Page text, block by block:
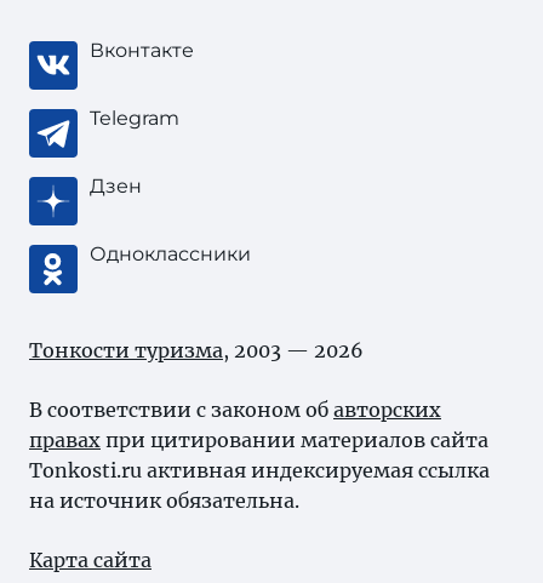
Вконтакте
Telegram
Дзен
Одноклассники
Тонкости туризма, 2003 — 2026
В соответствии с законом об авторских
правах при цитировании материалов сайта
Tonkosti.ru активная индексируемая ссылка
на источник обязательна.
Карта сайта